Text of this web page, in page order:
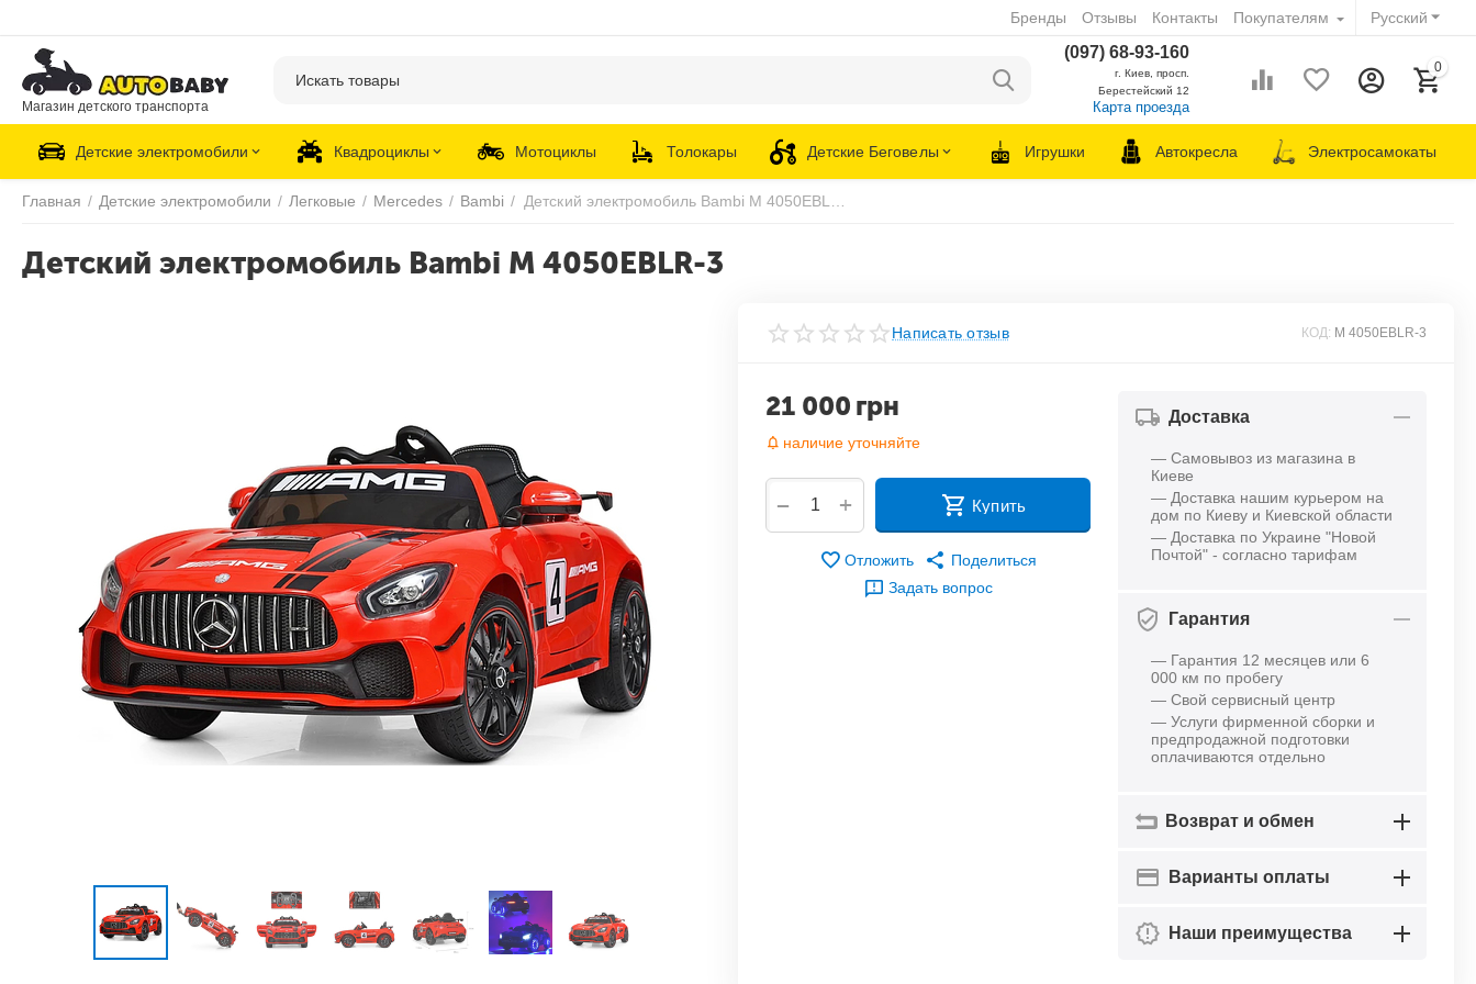
Русский
Бренды Отзывы Контакты Покупателям
Магазин детского транспорта
(097) 68-93-160
г. Киев, просп.
Берестейский 12
Карта проезда
0
Детские электромобили Квадроциклы Мотоциклы Толокары Детские Беговелы Игрушки Автокресла Электросамокаты
Главная / Детские электромобили / Легковые / Mercedes / Bambi /
Детский электромобиль Bambi M 4050EBLR-3
Написать отзыв КОД: M 4050EBLR-3
21 000 грн
наличие уточняйте
+
− Купить
Отложить
Поделиться
Задать вопрос
Доставка
— Самовывоз из магазина в
Киеве
— Доставка нашим курьером на
дом по Киеву и Киевской области
— Доставка по Украине "Новой
Почтой" - согласно тарифам
Гарантия
— Гарантия 12 месяцев или 6
000 км по пробегу
— Свой сервисный центр
— Услуги фирменной сборки и
предпродажной подготовки
оплачиваются отдельно
Возврат и обмен
Варианты оплаты
Наши преимущества